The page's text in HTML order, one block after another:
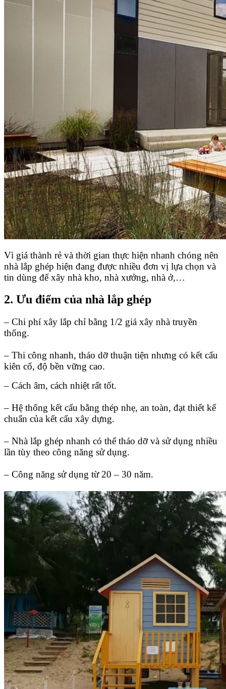
Vì giá thành rẻ và thời gian thực hiện nhanh chóng nên
nhà lắp ghép hiện đang được nhiều đơn vị lựa chọn và
tin dùng để xây nhà kho, nhà xưởng, nhà ở,…
2. Ưu điểm của nhà lắp ghép
– Chi phí xây lắp chỉ bằng 1/2 giá xây nhà truyền
thống.
– Thi công nhanh, tháo dỡ thuận tiện nhưng có kết cấu
kiên cố, độ bền vững cao.
– Cách âm, cách nhiệt rất tốt.
– Hệ thống kết cấu bằng thép nhẹ, an toàn, đạt thiết kế
chuẩn của kết cấu xây dựng.
– Nhà lắp ghép nhanh có thể tháo dỡ và sử dụng nhiều
lần tùy theo công năng sử dụng.
– Công năng sử dụng từ 20 – 30 năm.